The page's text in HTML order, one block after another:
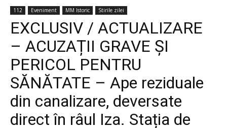
112 Eveniment MM Istoric Stirile zilei
EXCLUSIV / ACTUALIZARE
– ACUZAȚII GRAVE ȘI
PERICOL PENTRU
SĂNĂTATE – Ape reziduale
din canalizare, deversate
direct în râul Iza. Stația de